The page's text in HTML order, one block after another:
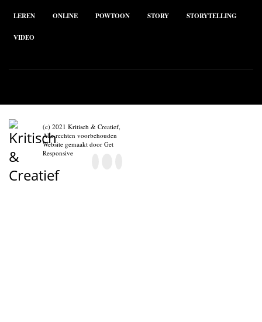
LEREN ONLINE POWTOON STORY STORYTELLING
VIDEO
(c) 2021 Kritisch & Creatief,
Alle rechten voorbehouden
Website gemaakt door Get
Responsive